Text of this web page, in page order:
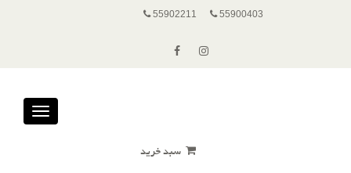
55900403
55902211
Toggle
سبد خرید